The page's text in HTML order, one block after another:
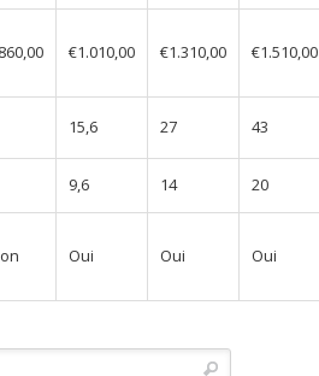
€1.010,00 €1.310,00 €1.510,00
15,6 27 43
9,6 14 20
Oui Oui Oui